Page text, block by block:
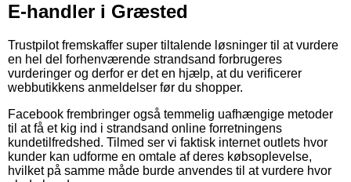
E-handler i Græsted
Trustpilot fremskaffer super tiltalende løsninger til at vurdere
en hel del forhenværende strandsand forbrugeres
vurderinger og derfor er det en hjælp, at du verificerer
webbutikkens anmeldelser før du shopper.
Facebook frembringer også temmelig uafhængige metoder
til at få et kig ind i strandsand online forretningens
kundetilfredshed. Tilmed ser vi faktisk internet outlets hvor
kunder kan udforme en omtale af deres købsoplevelse,
hvilket på samme måde burde anvendes til at vurdere hvor